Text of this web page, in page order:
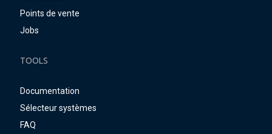
Points de vente
Jobs
TOOLS
Documentation
Sélecteur systèmes
FAQ